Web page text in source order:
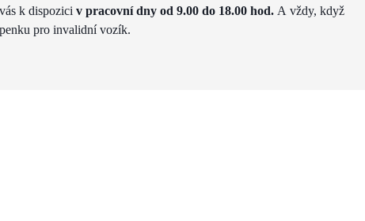
k dispozici v pracovní dny od 9.00 do 18.00 hod. A vždy, když
pro invalidní vozík.